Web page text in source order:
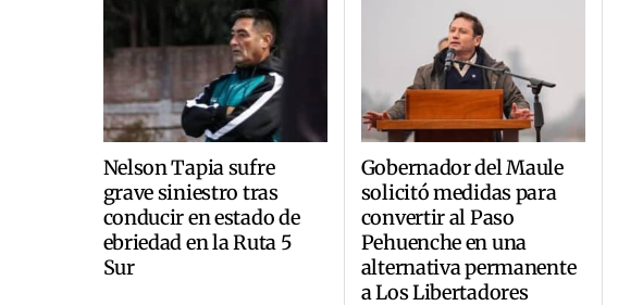
Nelson Tapia sufre
grave siniestro tras
conducir en estado de
ebriedad en la Ruta 5
Sur
Gobernador del Maule
solicitó medidas para
convertir al Paso
Pehuenche en una
alternativa permanente
a Los Libertadores